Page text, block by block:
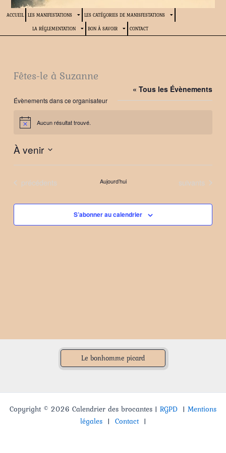
ACCUEIL LES MANIFESTATIONS LES CATÉGORIES DE MANISFESTATIONS
LA RÉGLEMENTATION BON À SAVOIR CONTACT
Fêtes-le à Suzanne
« Tous les Évènements
Évènements dans ce organisateur
Notice Aucun résultat trouvé.
À venir
Sélectionnez
date.Évènements
précédents Aujourd’hui Évènements
suivants
S’abonner au calendrier
Le bonhomme picard
Copyright © 2026 Calendrier des brocantes | RGPD | Mentions
légales| Contact|